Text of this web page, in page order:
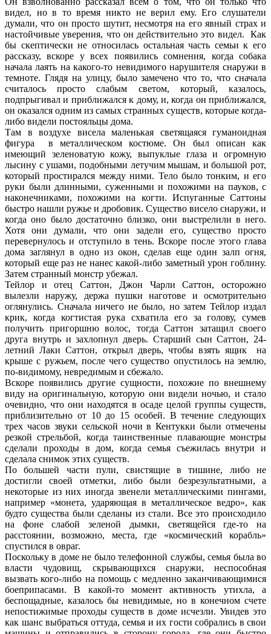
видел, но в то время никто не верил ему. Его слушатели
думали, что он просто шутит, несмотря на его явный страх и
настойчивые уверения, что он действительно это видел. Как
бы скептически не относилась остальная часть семьи к его
рассказу, вскоре у всех появились сомнения, когда собака
начала лаять на какого-то невидимого нарушителя снаружи в
темноте. Глядя на улицу, было замечено что то, что сначала
считалось просто слабым светом, который, казалось,
подпрыгивал и приближался к дому, и, когда он приближался,
он оказался одним из самых странных существ, которые когда-
либо видели постояльцы дома.
Там в воздухе висела маленькая светящаяся гуманоидная
фигура в металлическом костюме. Он был описан как
имеющий зеленоватую кожу, выпуклые глаза и огромную
лысину с ушами, подобными летучим мышам, и большой рот,
который простирался между ними. Тело было тонким, и его
руки были длинными, суженными и похожими на пауков, с
наконечниками, похожими на когти. Испуганные Саттоны
быстро нашли ружье и дробовик. Существо висело снаружи, и
когда оно было достаточно близко, они выстрелили в него.
Хотя они думали, что они задели его, существо просто
перевернулось и отступило в тень. Вскоре после этого глава
дома заглянул в одно из окон, сделав еще один залп огня,
который еще раз не нанес какой-либо заметный урон гоблину.
Затем странный монстр убежал.
Тейлор и отец Саттон, Джон Чарли Саттон, осторожно
вылезли наружу, держа пушки наготове и осмотрительно
оглянулись. Сначала ничего не было, но затем Тейлор издал
крик, когда когтистая рука схватила его за голову, сумев
получить пригоршню волос, тогда Саттон затащил своего
друга внутрь и захлопнул дверь. Старший сын Саттон, 24-
летний Лаки Саттон, открыл дверь, чтобы взять ящик на
крыше с ружьем, после чего существо опустилось на землю,
по-видимому, невредимым и сбежало.
Вскоре появились другие сущности, похожие по внешнему
виду на оригинальную, которую они видели ночью, и стало
очевидно, что они находятся в осаде целой группы существ,
приблизительно от 10 до 15 особей. В течение следующих
трех часов звуки сельской ночи в Кентукки были отмечены
резкой стрельбой, когда таинственные плавающие монстры
сделали проходы в дом, когда семья съежилась внутри и
сделала снимок этих существ.
По большей части пули, свистящие в тишине, либо не
достигли своей отметки, либо были безрезультатными, а
некоторые из них иногда звенели металлическими пингами,
например «монета, ударяющая в металлическое ведро», как
будто существа были сделаны из стали. Все это происходило
на фоне слабой зеленой дымки, светящейся где-то на
расстоянии, возможно, места, где «космический корабль»
спустился в овраг.
Поскольку в доме не было телефонной службы, семья была во
власти чудовищ, скрывающихся снаружи, неспособная
вызвать кого-либо на помощь с медленно заканчивающимися
боеприпасами. В какой-то момент активность утихла, а
беспощадные, казалось бы невидимые, но в конечном счете
непостижимые проходы существ в доме исчезли. Увидев это
как шанс выбраться оттуда, семья и их гости собрались в свои